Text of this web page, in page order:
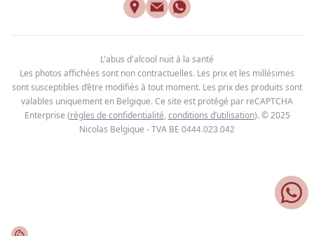
L'abus d'alcool nuit à la santé
Les photos affichées sont non contractuelles. Les prix et les millésimes
sont susceptibles d’être modifiés à tout moment. Les prix des produits sont
valables uniquement en Belgique. Ce site est protégé par reCAPTCHA
Enterprise (règles de confidentialité, conditions d’utilisation). © 2025
Nicolas Belgique - TVA BE 0444.023.042